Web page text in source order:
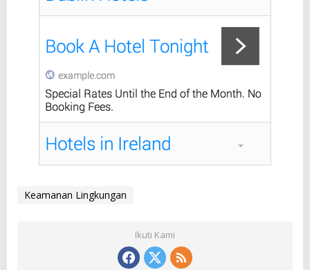
Keamanan Lingkungan
Ikuti Kami